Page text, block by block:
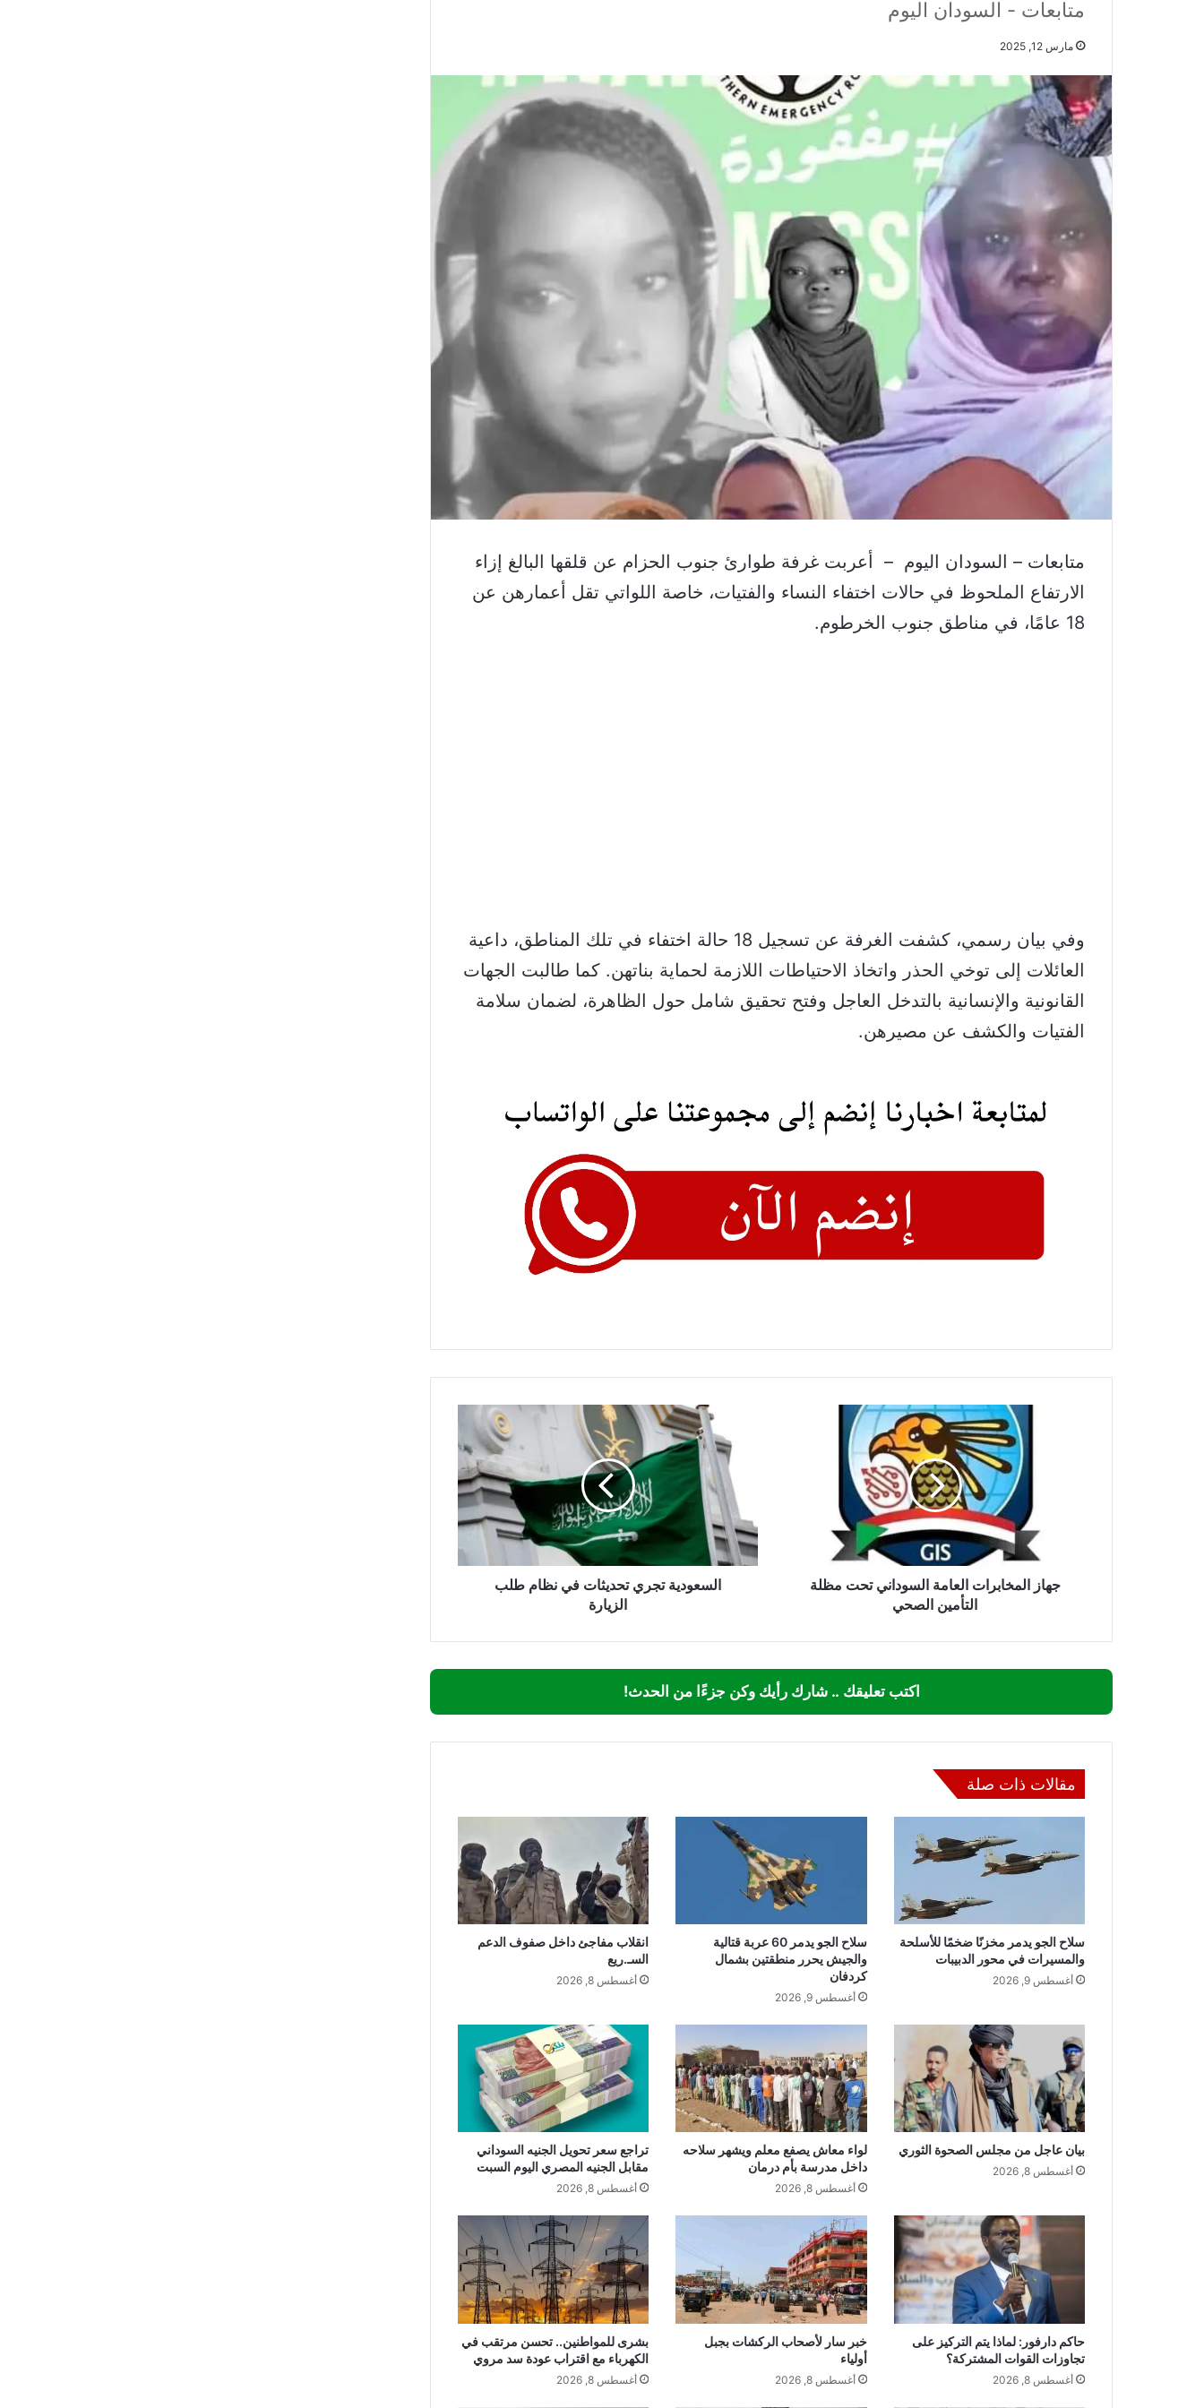
متابعات - السودان اليوم
مارس 12, 2025
متابعات – السودان اليوم – أعربت غرفة طوارئ جنوب الحزام عن قلقها البالغ إزاء
الارتفاع الملحوظ في حالات اختفاء النساء والفتيات، خاصة اللواتي تقل أعمارهن عن
18 عامًا، في مناطق جنوب الخرطوم.
وفي بيان رسمي، كشفت الغرفة عن تسجيل 18 حالة اختفاء في تلك المناطق، داعية
العائلات إلى توخي الحذر واتخاذ الاحتياطات اللازمة لحماية بناتهن. كما طالبت الجهات
القانونية والإنسانية بالتدخل العاجل وفتح تحقيق شامل حول الظاهرة، لضمان سلامة
الفتيات والكشف عن مصيرهن.
جهاز المخابرات العامة السوداني تحت مظلة
التأمين الصحي
تحديثات
طلب
الزيارة
السعودية تجري تحديثات في نظام طلب
الزيارة
اكتب تعليقك .. شارك رأيك وكن جزءًا من الحدث!
مقالات ذات صلة
سلاح الجو يدمر مخزنًا ضخمًا للأسلحة
والمسيرات في محور الدبيبات
أغسطس 9, 2026
سلاح الجو يدمر 60 عربة قتالية
والجيش يحرر منطقتين بشمال
كردفان
أغسطس 9, 2026
انقلاب مفاجئ داخل صفوف الدعم
السـ.ريع
أغسطس 8, 2026
بيان عاجل من مجلس الصحوة الثوري
أغسطس 8, 2026
لواء معاش يصفع معلم ويشهر سلاحه
داخل مدرسة بأم درمان
أغسطس 8, 2026
تراجع سعر تحويل الجنيه السوداني
مقابل الجنيه المصري اليوم السبت
أغسطس 8, 2026
حاكم دارفور: لماذا يتم التركيز على
تجاوزات القوات المشتركة؟
أغسطس 8, 2026
خبر سار لأصحاب الركشات بجبل
أولياء
أغسطس 8, 2026
بشرى للمواطنين.. تحسن مرتقب في
الكهرباء مع اقتراب عودة سد مروي
أغسطس 8, 2026